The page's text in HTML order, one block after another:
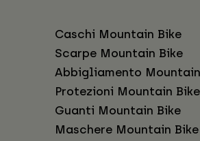
Caschi Mountain Bike
Scarpe Mountain Bike
Abbigliamento
Protezioni Mountain Bike
Guanti Mountain Bike
Maschere Mountain Bike